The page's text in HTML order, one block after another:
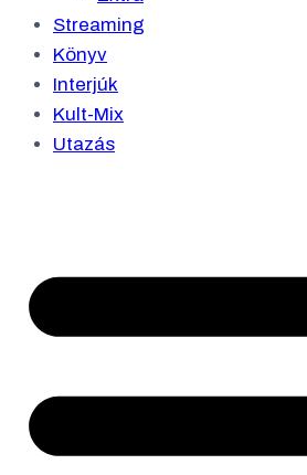
Streaming
Könyv
Interjúk
Kult-Mix
Utazás